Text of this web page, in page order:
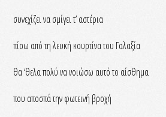
συνεχίζει να σμίγει τ’ αστέρια
πίσω από τη λευκή κουρτίνα του Γαλαξία
θα ‘θελα πολύ να νοιώσω αυτό το αίσθημα
που αποσπά την φωτεινή βροχή